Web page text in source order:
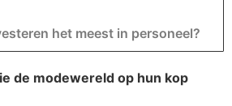
het meest in personeel?
de modewereld op hun kop